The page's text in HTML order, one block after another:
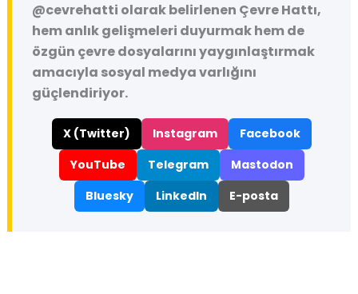
@cevrehatti olarak belirlenen Çevre Hattı,
hem anlık gelişmeleri duyurmak hem de
özgün çevre dosyalarını yaygınlaştırmak
amacıyla sosyal medya varlığını
güçlendiriyor.
X (Twitter) Instagram
Facebook
YouTube
Telegram
Mastodon
Bluesky
LinkedIn E-posta